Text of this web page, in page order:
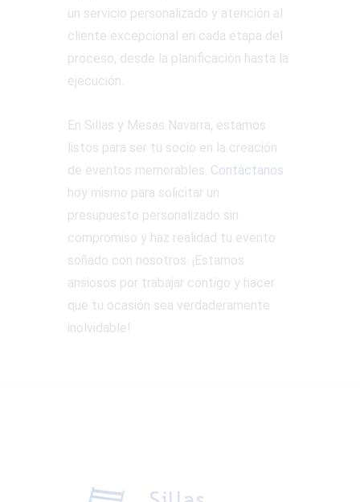
un servicio personalizado y atención al
cliente excepcional en cada etapa del
proceso, desde la planificación hasta la
ejecución.
En Sillas y Mesas Navarra, estamos
listos para ser tu socio en la creación
de eventos memorables. Contáctanos
hoy mismo para solicitar un
presupuesto personalizado sin
compromiso y haz realidad tu evento
soñado con nosotros. ¡Estamos
ansiosos por trabajar contigo y hacer
que tu ocasión sea verdaderamente
inolvidable!